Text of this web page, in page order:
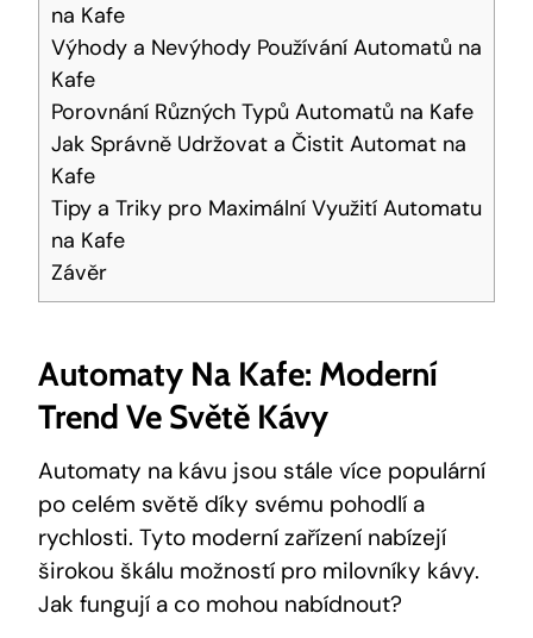
na Kafe
Výhody ​a Nevýhody⁤ Používání ​Automatů na⁢
Kafe
Porovnání Různých Typů Automatů⁣ na Kafe
Jak Správně Udržovat a Čistit‌ Automat na
Kafe
Tipy a Triky⁢ pro Maximální Využití Automatu
na‍ Kafe
Závěr
Automaty Na Kafe: ‌Moderní
Trend Ve Světě Kávy
Automaty na kávu jsou stále více‍ populární
po celém světě díky svému ‌pohodlí a
rychlosti. Tyto moderní zařízení nabízejí
širokou⁤ škálu možností pro milovníky kávy.
Jak fungují⁤ a co ⁣mohou nabídnout? ⁤